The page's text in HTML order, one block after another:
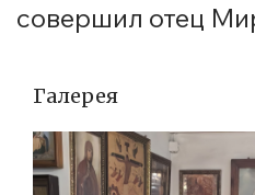
совершил отец
Галерея